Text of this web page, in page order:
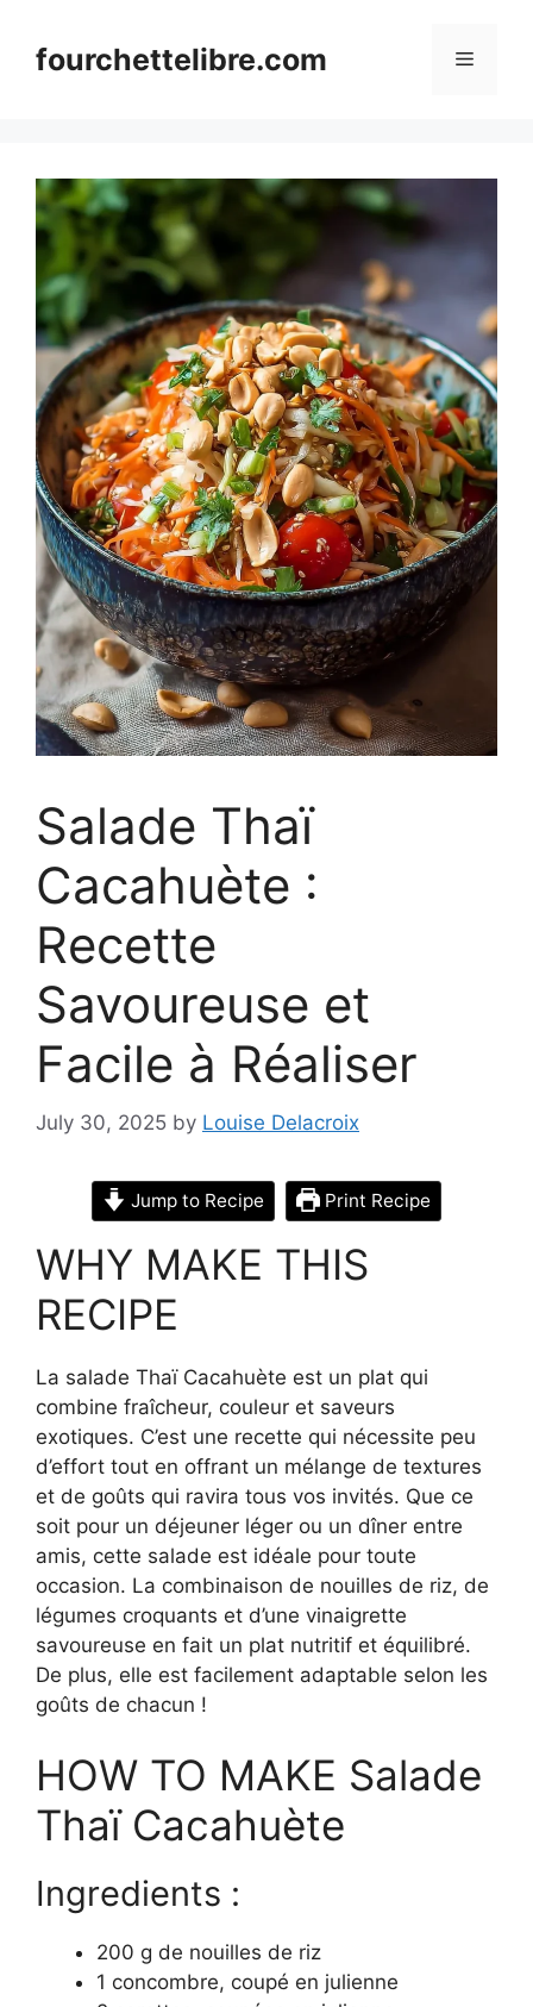
contentfourchettelibre.com Menu
Salade Thaï
Cacahuète :
Recette
Savoureuse et
Facile à Réaliser
July 30, 2025 by Louise Delacroix
Jump to Recipe Print Recipe
WHY MAKE THIS
RECIPE
La salade Thaï Cacahuète est un plat qui
combine fraîcheur, couleur et saveurs
exotiques. C’est une recette qui nécessite peu
d’effort tout en offrant un mélange de textures
et de goûts qui ravira tous vos invités. Que ce
soit pour un déjeuner léger ou un dîner entre
amis, cette salade est idéale pour toute
occasion. La combinaison de nouilles de riz, de
légumes croquants et d’une vinaigrette
savoureuse en fait un plat nutritif et équilibré.
De plus, elle est facilement adaptable selon les
goûts de chacun !
HOW TO MAKE Salade
Thaï Cacahuète
Ingredients :
200 g de nouilles de riz
1 concombre, coupé en julienne